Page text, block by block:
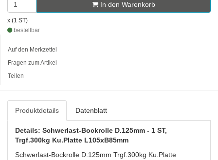
In den Warenkorb
x (1 ST)
bestellbar
Auf den Merkzettel
Fragen zum Artikel
Teilen
Produktdetails Datenblatt
Details: Schwerlast-Bockrolle D.125mm - 1 ST,
Trgf.300kg Ku.Platte L105xB85mm
Schwerlast-Bockrolle D.125mm Trgf.300kg Ku.Platte